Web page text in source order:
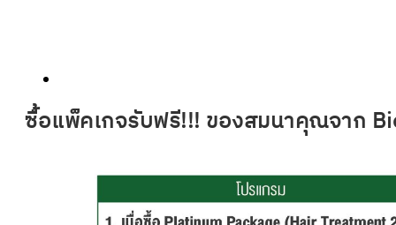
ซื้อแพ็คเกจรับฟรี!!! ของสมนาคุณจาก